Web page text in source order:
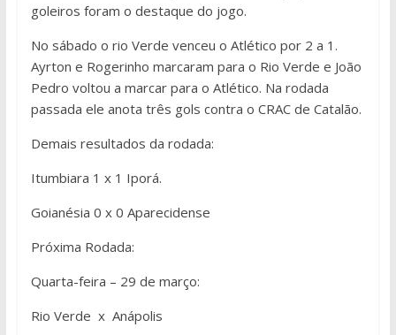
goleiros foram o destaque do jogo.
No sábado o rio Verde venceu o Atlético por 2 a 1.
Ayrton e Rogerinho marcaram para o Rio Verde e João
Pedro voltou a marcar para o Atlético. Na rodada
passada ele anota três gols contra o CRAC de Catalão.
Demais resultados da rodada:
Itumbiara 1 x 1 Iporá.
Goianésia 0 x 0 Aparecidense
Próxima Rodada:
Quarta-feira – 29 de março:
Rio Verde x Anápolis